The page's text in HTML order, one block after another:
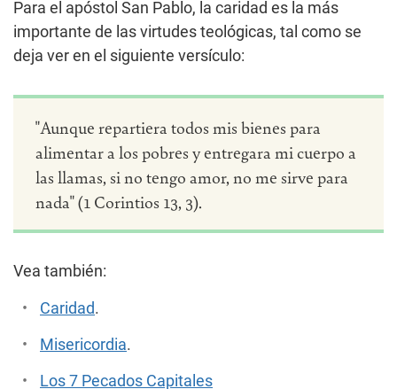
Para el apóstol San Pablo, la caridad es la más
importante de las virtudes teológicas, tal como se
deja ver en el siguiente versículo:
"Aunque repartiera todos mis bienes para
alimentar a los pobres y entregara mi cuerpo a
las llamas, si no tengo amor, no me sirve para
nada" (1 Corintios 13, 3).
Vea también:
Caridad.
Misericordia.
Los 7 Pecados Capitales